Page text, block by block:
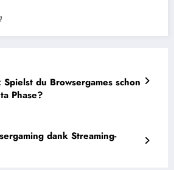
du Browsergames schon
Phase?
dank Streaming-